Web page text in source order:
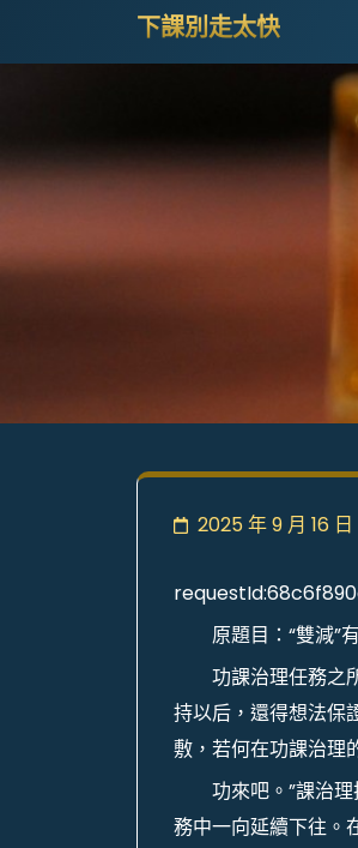
Enter)
下課別走太快
2025 年 9 月 16 日
原題目：“雙減”
功課治理任務之
持以后，還得想法保
敷，若何在功課治理
功來吧。”課治
務中一向延續下往。